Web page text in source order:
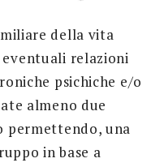
della vita
relazioni
psichiche e/o
almeno due
permettendo, una
in base a